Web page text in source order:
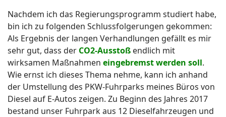
Nachdem ich das Regierungsprogramm studiert habe,
bin ich zu folgenden Schlussfolgerungen gekommen:
Als Ergebnis der langen Verhandlungen gefällt es mir
sehr gut, dass der CO2-Ausstoß endlich mit
wirksamen Maßnahmen eingebremst werden soll.
Wie ernst ich dieses Thema nehme, kann ich anhand
der Umstellung des PKW-Fuhrparks meines Büros von
Diesel auf E-Autos zeigen. Zu Beginn des Jahres 2017
bestand unser Fuhrpark aus 12 Dieselfahrzeugen und